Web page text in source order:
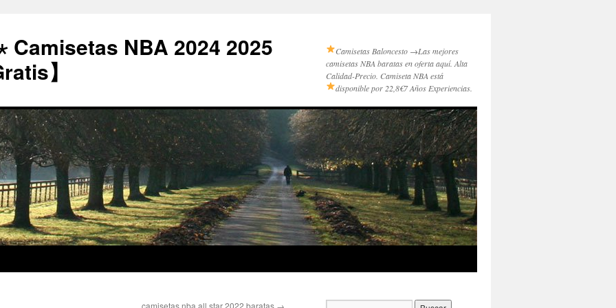
Camisetas NBA 2024 2025
】
Camisetas Baloncesto →Las mejores
camisetas NBA baratas en oferta aquí. Alta
Calidad-Precio. Camiseta NBA está
disponible por 22,8€7 Años Experiencias.
camisetas nba all star 2022 baratas →